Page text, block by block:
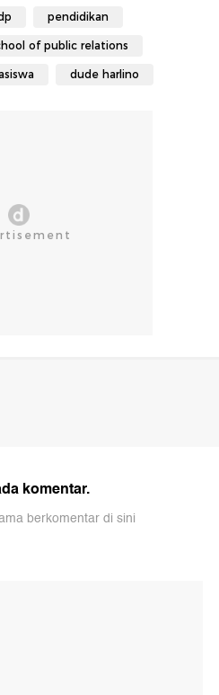
pendidikan
of public relations
dude harlino
komentar.
berkomentar di sini